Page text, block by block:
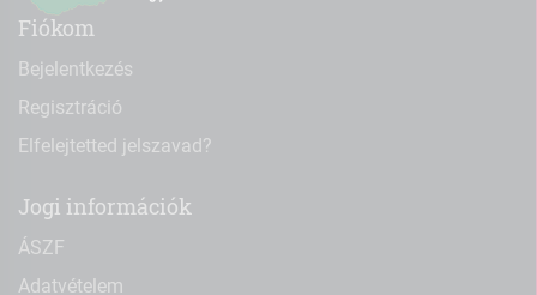
Fiókom
Bejelentkezés
Regisztráció
Elfelejtetted jelszavad?
Jogi információk
ÁSZF
Adatvételem